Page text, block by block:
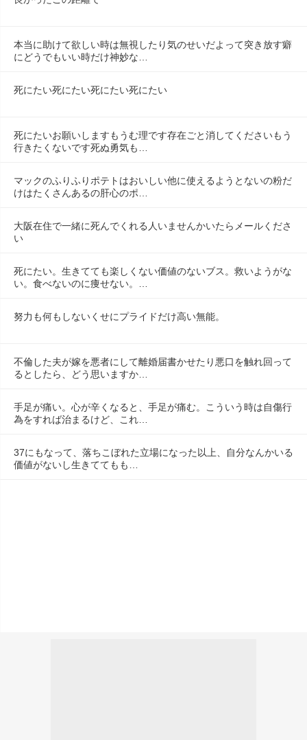
本当に助けて欲しい時は無視したり気のせいだよって突き放す癖
にどうでもいい時だけ神妙な…
死にたい死にたい死にたい死にたい
死にたいお願いしますもうむ理です存在ごと消してくださいもう
行きたくないです死ぬ勇気も…
マックのふりふりポテトはおいしい他に使えるようとないの粉だ
けはたくさんあるの肝心のポ…
大阪在住で一緒に死んでくれる人いませんかいたらメールくださ
い
死にたい。生きてても楽しくない価値のないブス。救いようがな
い。食べないのに痩せない。…
努力も何もしないくせにプライドだけ高い無能。
不倫した夫が嫁を悪者にして離婚届書かせたり悪口を触れ回って
るとしたら、どう思いますか…
手足が痛い。心が辛くなると、手足が痛む。こういう時は自傷行
為をすれば治まるけど、これ…
37にもなって、落ちこぼれた立場になった以上、自分なんかいる
価値がないし生きててもも…